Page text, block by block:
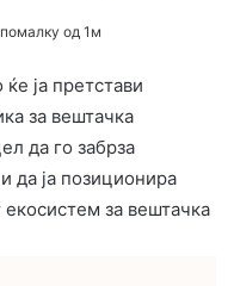
од 1м
ја претстави
за вештачка
да го забрза
да ја позиционира
за вештачка